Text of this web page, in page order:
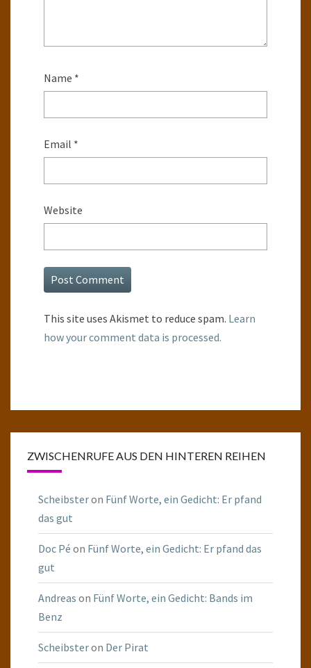
Name *
Email *
Website
This site uses Akismet to reduce spam. Learn
how your comment data is processed.
ZWISCHENRUFE AUS DEN HINTEREN REIHEN
Scheibsteron Fünf Worte, ein Gedicht: Er pfand
das gut
Doc Pé on Fünf Worte, ein Gedicht: Er pfand das
gut
Andreas on Fünf Worte, ein Gedicht: Bands im
Benz
Scheibsteron Der Pirat